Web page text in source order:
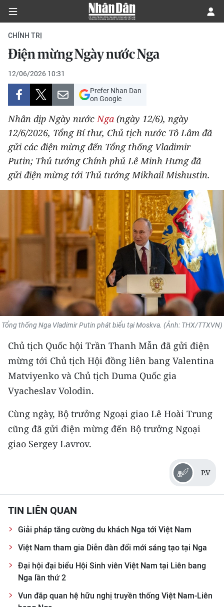
CHÍNH TRỊ
KINH TẾ
VĂN HÓA
XÃ HỘI
PHÁP LUẬT
DU LỊCH
THỂ THAO
Y TẾ
KHOA HỌC - CÔNG NGHỆ
BẠN ĐỌC
KIỂM CHỨNG THÔNG TIN
54 DÂN TỘC VIỆT NAM
CHƯƠNG TRÌNH OCOP - MỖI XÃ
RADIO
E-Magazine
Video
CHÍNH TRỊ
Điện mừng Ngày nước Nga
12/06/2026 10:31
Prefer Nhan Dan
on Google
Nhân dịp Ngày nướcNga (ngày 12/6), ngày
12/6/2026, Tổng Bí thư, Chủ tịch nước Tô Lâm đã
gửi các điện mừng đến Tổng thống Vladimir
Putin; Thủ tướng Chính phủ Lê Minh Hưng đã
gửi điện mừng tới Thủ tướng Mikhail Mishustin.
Tổng thống Nga Vladimir Putin phát biểu tại Moskva. (Ảnh: THX/TTXVN)
Chủ tịch Quốc hội Trần Thanh Mẫn đã gửi điện
mừng tới Chủ tịch Hội đồng liên bang Valentina
Matviyenko và Chủ tịch Duma Quốc gia
Vyacheslav Volodin.
Cùng ngày, Bộ trưởng Ngoại giao Lê Hoài Trung
cũng đã gửi điện mừng đến Bộ trưởng Ngoại
giao Sergey Lavrov.
P.V
TIN LIÊN QUAN
Giải pháp tăng cường du khách Nga tới Việt Nam
Việt Nam tham gia Diễn đàn đổi mới sáng tạo tại Nga
Đại hội đại biểu Hội Sinh viên Việt Nam tại Liên bang
Nga lần thứ 2
Vun đắp quan hệ hữu nghị truyền thống Việt Nam-Liên